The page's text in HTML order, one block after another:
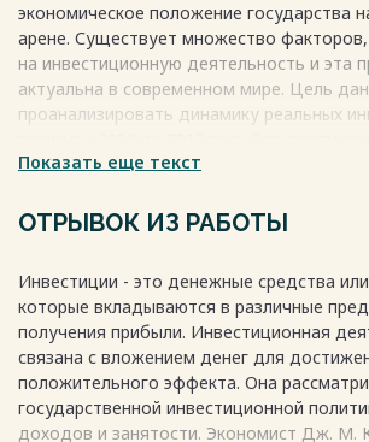
экономическое положение государства
арене. Существует множество
на инвестиционную деятельность и эта
актуальна в современном мире. Цель
проанализировать динамику реальных
были поставлены следующие задачи:
инвестиций в РФ, анализ инвестиций за
РФ.
Весь текст будет доступенпосле
Показать еще текст
ОТРЫВОК ИЗ РАБОТЫ
Инвестиции - это денежные средства
которые вкладываются в различные
получения прибыли. Инвестиционная
связана с вложением денег для
положительного эффекта. Она
государственной инвестиционной
доходов и занятости. Экономист Дж. М.